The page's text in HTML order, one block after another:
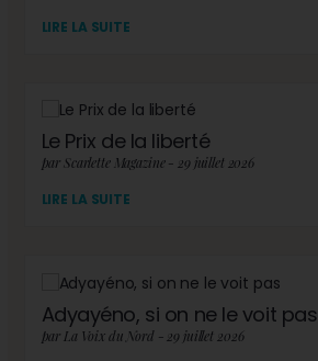
LIRE LA SUITE
Le Prix de la liberté
par Scarlette Magazine - 29 juillet 2026
LIRE LA SUITE
Adyayéno, si on ne le voit pas
par La Voix du Nord - 29 juillet 2026